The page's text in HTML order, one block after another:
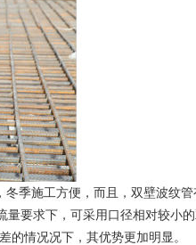
施工方便，而且，双壁波纹管
要求下，可采用口径相对较小的
情况况下，其优势更加明显。